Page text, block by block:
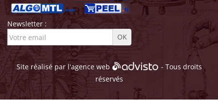
Newsletter :
Site réalisé par l'agence web
- Tous droits
réservés